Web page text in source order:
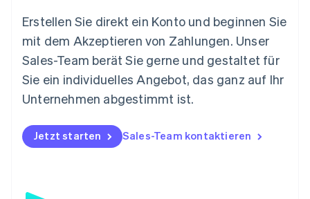
Erstellen Sie direkt ein Konto und beginnen Sie
mit dem Akzeptieren von Zahlungen. Unser
Sales-Team berät Sie gerne und gestaltet für
Sie ein individuelles Angebot, das ganz auf Ihr
Unternehmen abgestimmt ist.
Jetzt starten Sales-Team kontaktieren
English
Niederlande
Nederlands English
Norwegen
English
Österreich
Polen
English
Portugal